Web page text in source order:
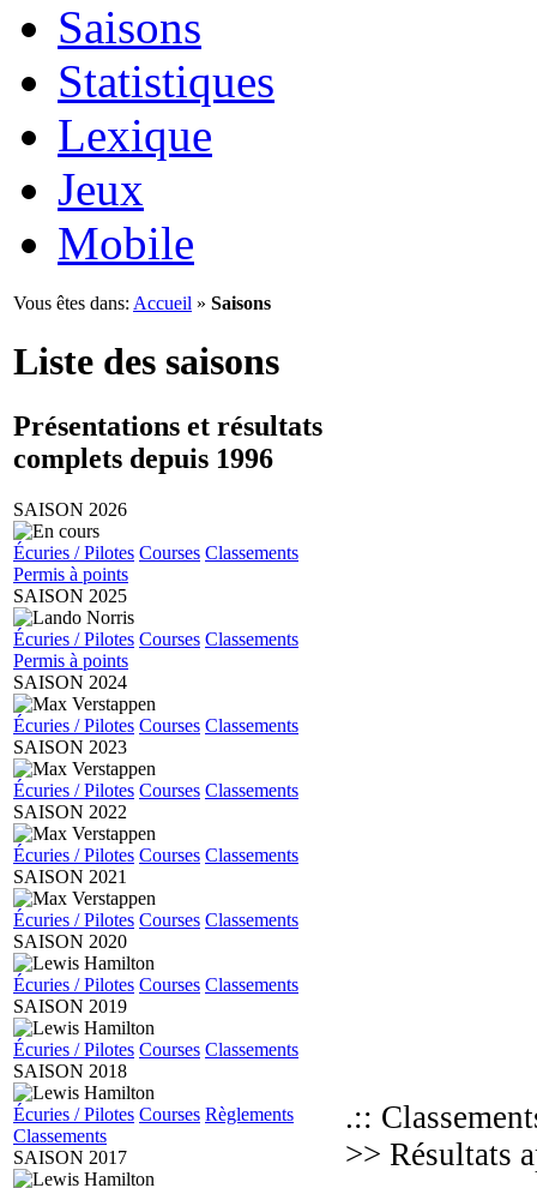
Saisons
Statistiques
Lexique
Jeux
Mobile
Vous êtes dans: Accueil » Saisons
Liste des saisons
Présentations et résultats
complets depuis 1996
SAISON 2026
Écuries / Pilotes Courses Classements
Permis à points
SAISON 2025
Écuries / Pilotes Courses Classements
Permis à points
SAISON 2024
Écuries / Pilotes Courses Classements
SAISON 2023
Écuries / Pilotes Courses Classements
SAISON 2022
Écuries / Pilotes Courses Classements
SAISON 2021
Écuries / Pilotes Courses Classements
SAISON 2020
Écuries / Pilotes Courses Classements
SAISON 2019
Écuries / Pilotes Courses Classements
SAISON 2018
Écuries / Pilotes Courses Règlements
Classements
SAISON 2017
.::
>> Résultats